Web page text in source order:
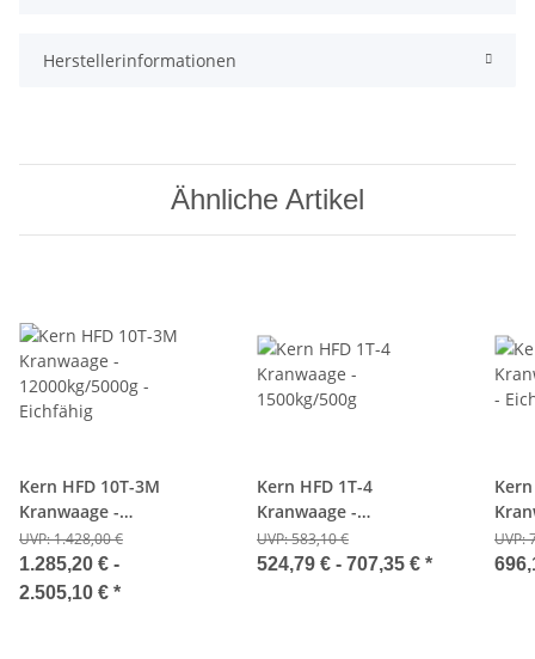
Herstellerinformationen
Ähnliche Artikel
Kern HFD 10T-3M
Kranwaage -
12000kg/5000g -
Eichfähig
UVP:1.428,00 €
1.285,20 € -
2.505,10 € *
Kern HFD 1T-4
Kranwaage -
1500kg/500g
UVP:583,10 €
524,79 € - 707,35 € *
-
UVP: